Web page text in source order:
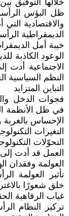
خلالها التوفيق
ظل البؤس
والاقتصادية
الديمقراطية
خيبة أمل
الوعود الكاذبة
الاجتماعية أدت
النظم السياسية
التباين المتزايد
فجوات الدخل
في ظل الأنظمة
الإحساس بالغربة
التغيرات
التحوّلات
العمل قد أدت
العولمة وفقدان
تأثير العولمة
خلق شعورًا
غياب الرفاهية
تركيز النظام